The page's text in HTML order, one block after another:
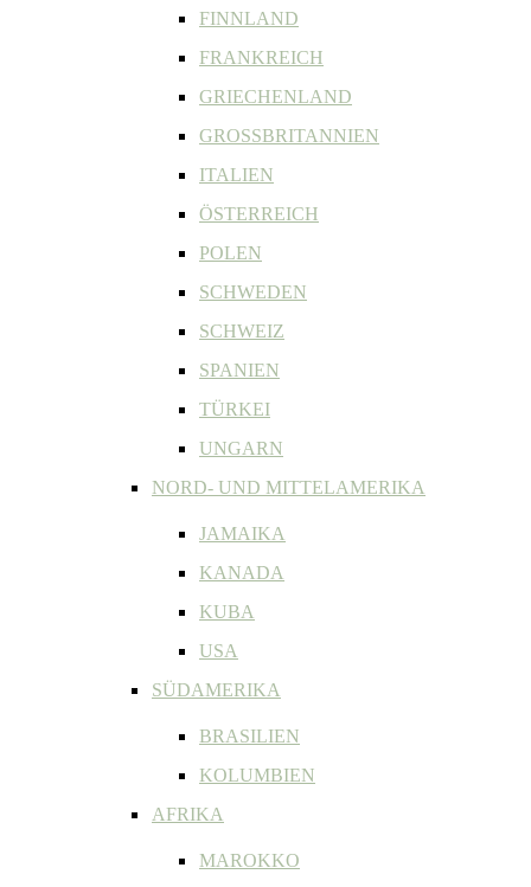
FINNLAND
FRANKREICH
GRIECHENLAND
GROSSBRITANNIEN
ITALIEN
ÖSTERREICH
POLEN
SCHWEDEN
SCHWEIZ
SPANIEN
TÜRKEI
UNGARN
NORD- UND MITTELAMERIKA
JAMAIKA
KANADA
KUBA
USA
SÜDAMERIKA
BRASILIEN
KOLUMBIEN
AFRIKA
MAROKKO